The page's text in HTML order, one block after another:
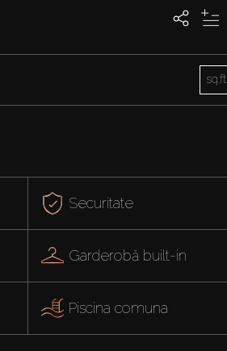
sq.ft
Securitate
Garderobă built-in
Piscina comuna